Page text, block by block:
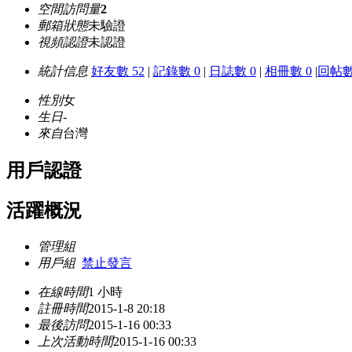
空間訪問量2
郵箱狀態未驗證
視頻認證未認證
統計信息 好友數 52 | 記錄數 0 | 日誌數 0 | 相冊數 0 |回帖
性別女
生日-
來自台灣
用戶認證
活躍概況
管理組
用戶組 禁止發言
在線時間1 小時
註冊時間2015-1-8 20:18
最後訪問2015-1-16 00:33
上次活動時間2015-1-16 00:33